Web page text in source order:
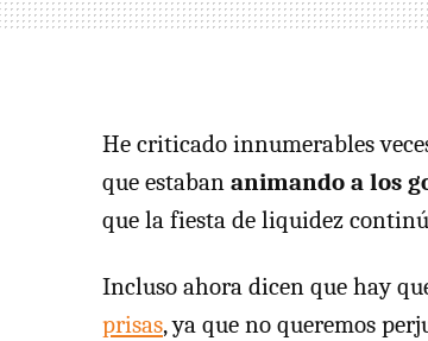
He criticado innumerables
que estaban animando a los
que la fiesta de liquidez
Incluso ahora dicen que hay
prisas, ya que no queremos